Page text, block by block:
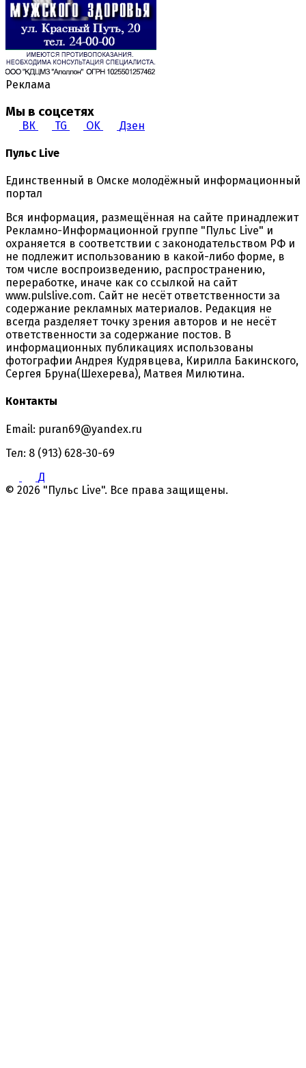
Реклама
Мы в соцсетях
ВК TG OK Дзен
Пульс Live
Единственный в Омске молодёжный информационный
портал
Вся информация, размещённая на сайте принадлежит
Рекламно-Информационной группе "Пульс Live" и
охраняется в соответствии с законодательством РФ и
не подлежит использованию в какой-либо форме, в
том числе воспроизведению, распространению,
переработке, иначе как со ссылкой на сайт
www.pulslive.com. Сайт не несёт ответственности за
содержание рекламных материалов. Редакция не
всегда разделяет точку зрения авторов и не несёт
ответственности за содержание постов. В
информационных публикациях использованы
фотографии Андрея Кудрявцева, Кирилла Бакинского,
Сергея Бруна(Шехерева), Матвея Милютина.
Контакты
Email: puran69@yandex.ru
Тел: 8 (913) 628-30-69
Д
© 2026 "Пульс Live". Все права защищены.